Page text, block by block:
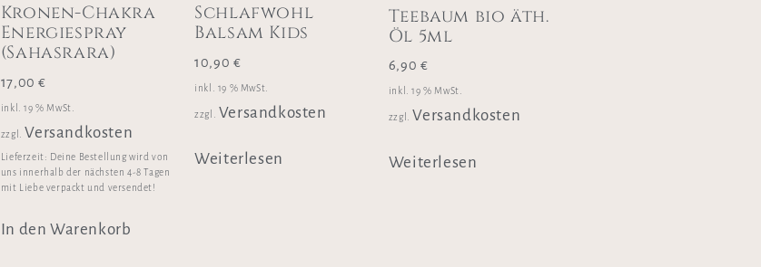
Kronen-Chakra
Energiespray
(Sahasrara)
17,00€
inkl. 19 % MwSt.
zzgl. Versandkosten
Lieferzeit: Deine Bestellung wird von
uns innerhalb der nächsten 4-8 Tagen
mit Liebe verpackt und versendet!
In den Warenkorb
Schlafwohl
Balsam Kids
10,90 €
inkl. 19 % MwSt.
zzgl. Versandkosten
Weiterlesen
Teebaum bio äth.
Öl 5ml
6,90 €
inkl. 19 % MwSt.
zzgl. Versandkosten
Weiterlesen